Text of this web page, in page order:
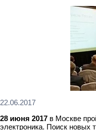
22.06.2017
28 июня 2017 в Москве
электроника. Поиск новых